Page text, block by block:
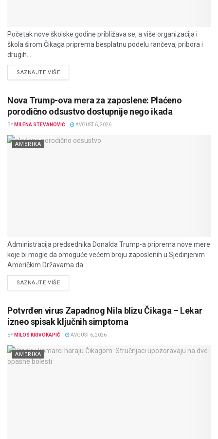
Početak nove školske godine približava se, a više organizacija i
škola širom Čikaga priprema besplatnu podelu rančeva, pribora i
drugih...
SAZNAJTE VIŠEDETAILS
Nova Trump-ova mera za zaposlene: Plaćeno
porodično odsustvo dostupnije nego ikada
BY MILENA STEVANOVIĆ AVGUST 6, 2026
AMERIKA
Administracija predsednika Donalda Trump-a priprema nove mere
koje bi mogle da omoguće većem broju zaposlenih u Sjedinjenim
Američkim Državama da...
SAZNAJTE VIŠEDETAILS
Potvrđen virus Zapadnog Nila blizu Čikaga – Lekar
izneo spisak ključnih simptoma
BY MILOS KRIVOKAPIĆ AVGUST 6, 2026
AMERIKA